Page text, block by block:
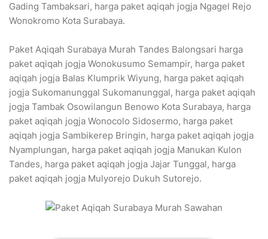
Gading Tambaksari, harga paket aqiqah jogja Ngagel Rejo
Wonokromo Kota Surabaya.
Paket Aqiqah Surabaya Murah Tandes Balongsari harga
paket aqiqah jogja Wonokusumo Semampir, harga paket
aqiqah jogja Balas Klumprik Wiyung, harga paket aqiqah
jogja Sukomanunggal Sukomanunggal, harga paket aqiqah
jogja Tambak Osowilangun Benowo Kota Surabaya, harga
paket aqiqah jogja Wonocolo Sidosermo, harga paket
aqiqah jogja Sambikerep Bringin, harga paket aqiqah jogja
Nyamplungan, harga paket aqiqah jogja Manukan Kulon
Tandes, harga paket aqiqah jogja Jajar Tunggal, harga
paket aqiqah jogja Mulyorejo Dukuh Sutorejo.